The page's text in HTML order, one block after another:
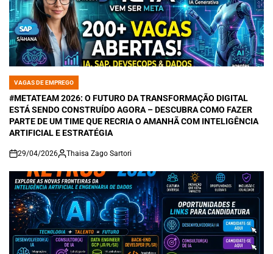
POSTED
IN
VAGAS DE EMPREGO
#METATEAM 2026: O FUTURO DA TRANSFORMAÇÃO DIGITAL
ESTÁ SENDO CONSTRUÍDO AGORA – DESCUBRA COMO FAZER
PARTE DE UM TIME QUE RECRIA O AMANHÃ COM INTELIGÊNCIA
ARTIFICIAL E ESTRATÉGIA
on
29/04/2026 Thaisa Zago Sartori